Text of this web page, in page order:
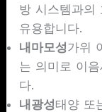
방 시스템과의
유용합니다.
내마모성가위
는 의미로 이
다.
내광성태양 또